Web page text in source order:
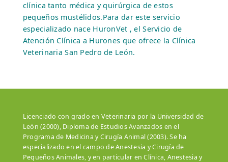
clínica tanto médica y quirúrgica de estos
pequeños mustélidos.Para dar este servicio
especializado nace HuronVet , el Servicio de
Atención Clínica a Hurones que ofrece la Clínica
Veterinaria San Pedro de León.
Licenciado con grado en Veterinaria por la Universidad de
León (2000), Diploma de Estudios Avanzados en el
Programa de Medicina y Cirugía Animal (2003). Se ha
especializado en el campo de Anestesia y Cirugía de
Pequeños Animales, y en particular en Clínica, Anestesia y